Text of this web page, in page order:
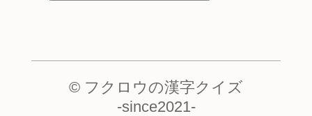
© フクロウの漢字クイズ
-since2021-